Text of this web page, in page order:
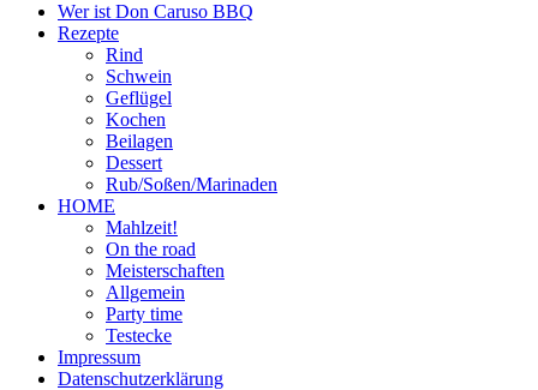
Wer ist Don Caruso BBQ
Rezepte
Rind
Schwein
Geflügel
Kochen
Beilagen
Dessert
Rub/Soßen/Marinaden
HOME
Mahlzeit!
On the road
Meisterschaften
Allgemein
Party time
Testecke
Impressum
Datenschutzerklärung